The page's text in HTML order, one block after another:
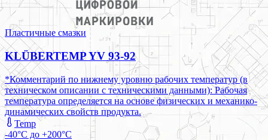
Пластичные смазки
KLÜBERTEMP YV 93-92
*Комментарий по нижнему уровню рабочих температур (в
техническом описании с техническими данными): Рабочая
температура определяется на основе физических и механико-
динамических свойств продукта.
Temp
-40°C до +200°C